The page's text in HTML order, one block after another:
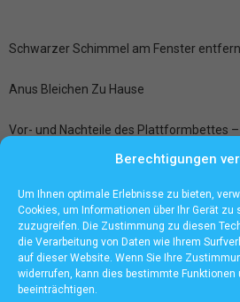
Berechtigungen
Um Ihnen optimale Erlebnisse zu bieten,
Cookies, um Informationen über Ihr Gerät
zuzugreifen. Die Zustimmung zu diesen
die Verarbeitung von Daten wie Ihrem
auf dieser Website. Wenn Sie Ihre
widerrufen, kann dies bestimmte Funktionen
beeinträchtigen.
Schwarzer Schimmel am Fenster
Anus Bleichen Zu Hause
Vor- und Nachteile des Plattformbettes
zusätzlichen Stauraum und mehr
Ledersitze aufbereiten bei der